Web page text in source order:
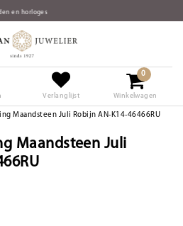
Verlanglijst
0
Winkelwagen
Maandsteen Juli Robijn AN-K14-46466RU
Maandsteen Juli